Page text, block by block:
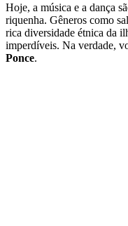
Hoje, a música e a dança
riquenha. Gêneros como
rica diversidade étnica da
imperdíveis. Na verdade,
Ponce.